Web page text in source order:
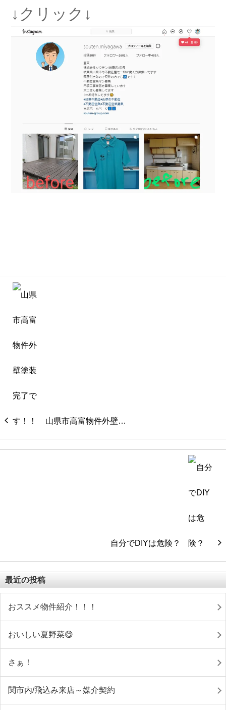
↓クリック↓
山県市高富物件外壁…
自分でDIYは危険？
最近の投稿
おススメ物件紹介！！！
おいしい夏野菜😋
さぁ！
関市内/飛込み来店～媒介契約